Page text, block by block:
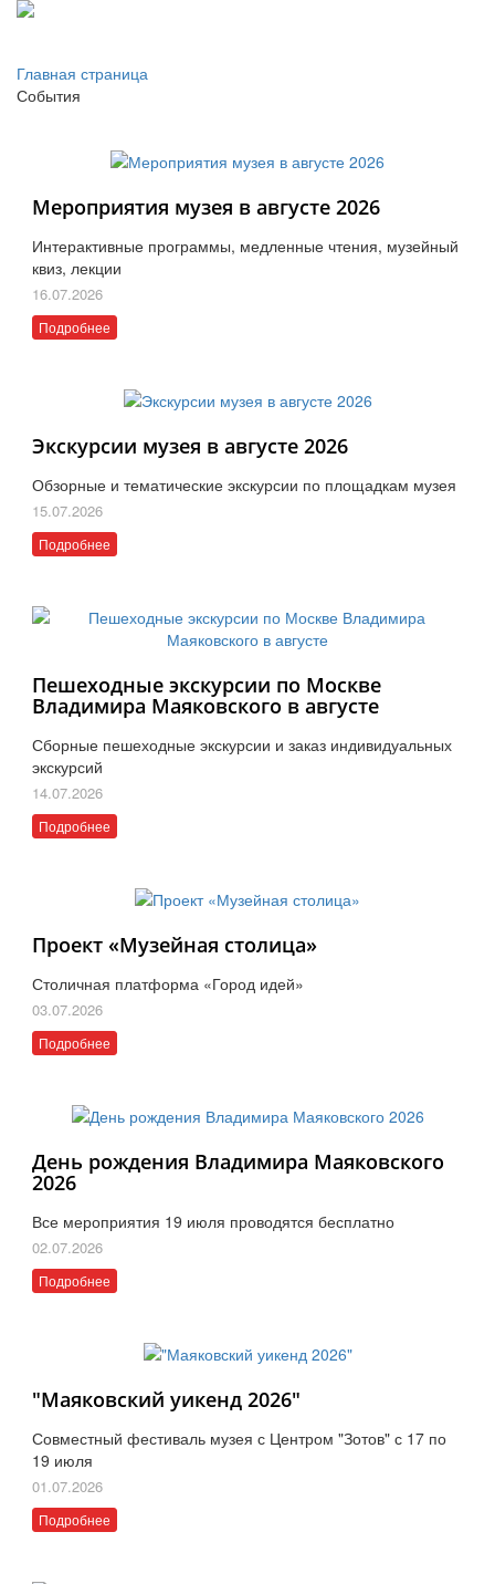
Главная страница
События
Мероприятия музея в августе 2026
Интерактивные программы, медленные чтения, музейный
квиз, лекции
16.07.2026
Подробнее
Экскурсии музея в августе 2026
Обзорные и тематические экскурсии по площадкам музея
15.07.2026
Подробнее
Пешеходные экскурсии по Москве
Владимира Маяковского в августе
Сборные пешеходные экскурсии и заказ индивидуальных
экскурсий
14.07.2026
Подробнее
Проект «Музейная столица»
Столичная платформа «Город идей»
03.07.2026
Подробнее
День рождения Владимира Маяковского
2026
Все мероприятия 19 июля проводятся бесплатно
02.07.2026
Подробнее
"Маяковский уикенд 2026"
Совместный фестиваль музея с Центром "Зотов" с 17 по
19 июля
01.07.2026
Подробнее